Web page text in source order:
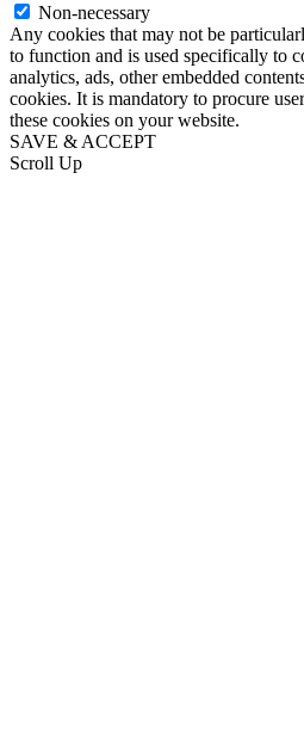
Non-necessary
Any cookies that may not be
to function and is used specifically to
analytics, ads, other embedded
cookies. It is mandatory to procure
these cookies on your website.
SAVE & ACCEPT
Scroll Up